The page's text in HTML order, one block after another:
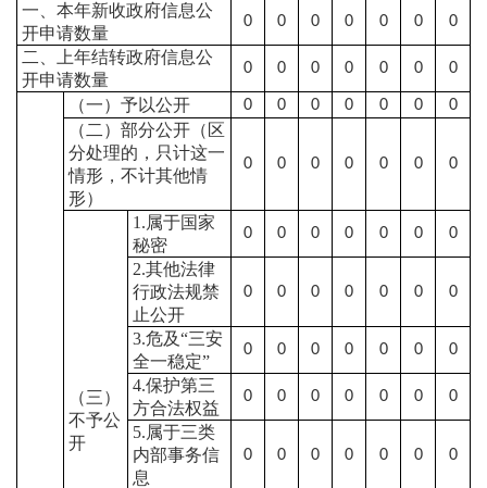
一、本年新收政府信息公
开申请数量
0 0 0 0 0 0 0
二、上年结转政府信息公
开申请数量
0 0 0 0 0 0 0
（一）予以公开 0 0 0 0 0 0 0
（二）部分公开 （区
分处理的，只计这一
情形，不计其他情
形）
0 0 0 0 0 0 0
（三）
不予公
开
1.属于国家
秘密
0 0 0 0 0 0 0
2.其他法律
行政法规禁
止公开
0 0 0 0 0 0 0
3.危及“三安
全一稳定”
0 0 0 0 0 0 0
4.保护第三
方合法权益
0 0 0 0 0 0 0
5.属于三类
内部事务信
息
0 0 0 0 0 0 0